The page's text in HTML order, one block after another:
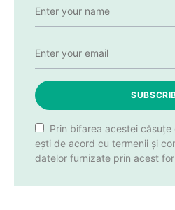
Prin bifarea acestei
ești de acord cu termenii și
datelor furnizate prin acest